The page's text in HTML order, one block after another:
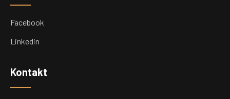
Facebook
Linkedin
Kontakt